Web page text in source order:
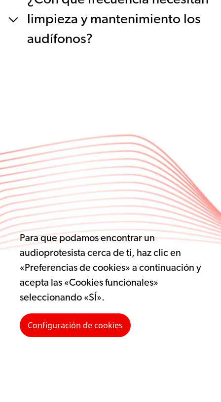
limpieza y mantenimiento los
audífonos?
Para que podamos encontrar un
audioprotesista cerca de ti, haz clic en
«Preferencias de cookies» a continuación y
acepta las «Cookies funcionales»
seleccionando «SÍ».
Configuración de cookies